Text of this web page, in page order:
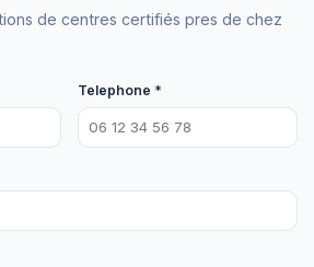
de centres certifiés pres de chez
Telephone *